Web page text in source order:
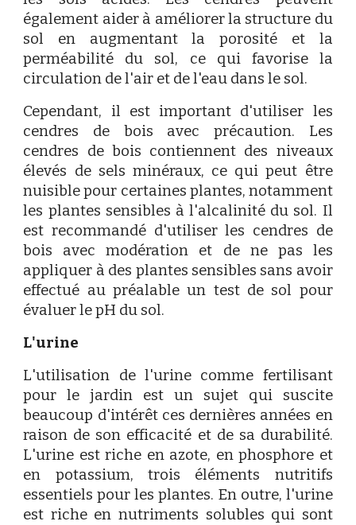
également aider à améliorer la structure du
sol en augmentant la porosité et la
perméabilité du sol, ce qui favorise la
circulation de l'air et de l'eau dans le sol.
Cependant, il est important d'utiliser les
cendres de bois avec précaution. Les
cendres de bois contiennent des niveaux
élevés de sels minéraux, ce qui peut être
nuisible pour certaines plantes, notamment
les plantes sensibles à l'alcalinité du sol. Il
est recommandé d'utiliser les cendres de
bois avec modération et de ne pas les
appliquer à des plantes sensibles sans avoir
effectué au préalable un test de sol pour
évaluer le pH du sol.
L'urine
L'utilisation de l'urine comme fertilisant
pour le jardin est un sujet qui suscite
beaucoup d'intérêt ces dernières années en
raison de son efficacité et de sa durabilité.
L'urine est riche en azote, en phosphore et
en potassium, trois éléments nutritifs
essentiels pour les plantes. En outre, l'urine
est riche en nutriments solubles qui sont